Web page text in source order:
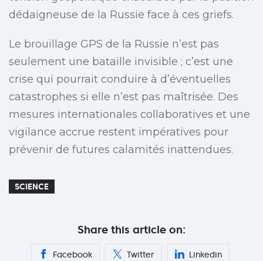
dédaigneuse de la Russie face à ces griefs.
Le brouillage GPS de la Russie n’est pas
seulement une bataille invisible ; c’est une
crise qui pourrait conduire à d’éventuelles
catastrophes si elle n’est pas maîtrisée. Des
mesures internationales collaboratives et une
vigilance accrue restent impératives pour
prévenir de futures calamités inattendues.
SCIENCE
Share this article on:
Facebook Twitter Linkedin